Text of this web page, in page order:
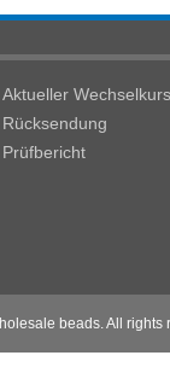
Aktueller Wechselkurs
Rücksendung
Prüfbericht
beads. All rights